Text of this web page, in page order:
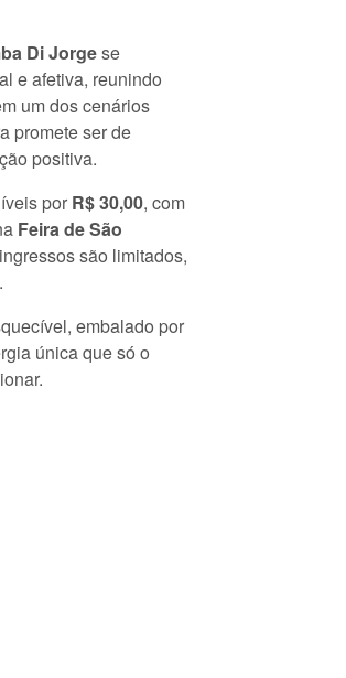
Di Jorgese
e afetiva, reunindo
um dos cenários
promete ser de
positiva.
por R$ 30,00, com
Feira de São
são limitados,
embalado por
única que só o